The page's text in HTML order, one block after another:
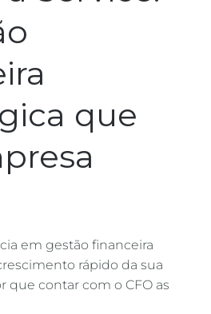
que
em gestão financeira
rápido da sua
que contar com o CFO as